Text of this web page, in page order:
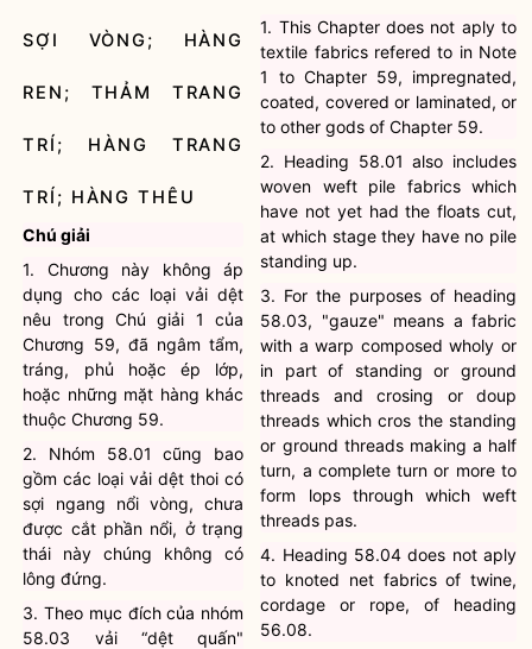
SỢI VÒNG; HÀNG
REN; THẢM TRANG
TRÍ; HÀNG TRANG
TRÍ; HÀNG THÊU
Chú giải
1. Chương này không áp
dụng cho các loại vải dệt
nêu trong Chú giải 1 của
Chương 59, đã ngâm tẩm,
tráng, phủ hoặc ép lớp,
hoặc những mặt hàng khác
thuộc Chương 59.
2. Nhóm 58.01 cũng bao
gồm các loại vải dệt thoi có
sợi ngang nổi vòng, chưa
được cắt phần nổi, ở trạng
thái này chúng không có
lông đứng.
3. Theo mục đích của nhóm
58.03 vải “dệt quấn"
1. This Chapter does not aply to
textile fabrics refered to in Note
1 to Chapter 59, impregnated,
coated, covered or laminated, or
to other gods of Chapter 59.
2. Heading 58.01 also includes
woven weft pile fabrics which
have not yet had the floats cut,
at which stage they have no pile
standing up.
3. For the purposes of heading
58.03, "gauze" means a fabric
with a warp composed wholy or
in part of standing or ground
threads and crosing or doup
threads which cros the standing
or ground threads making a half
turn, a complete turn or more to
form lops through which weft
threads pas.
4. Heading 58.04 does not aply
to knoted net fabrics of twine,
cordage or rope, of heading
56.08.